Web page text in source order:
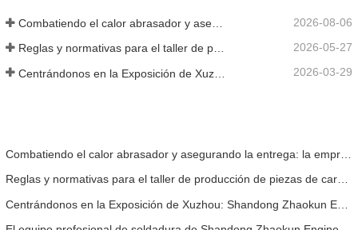
2026-08-06
Reglas y normativas para el taller de producción de piezas de cargadoras ——Shandong Zhaokun Engineering Machinery Co., Ltd 2026-05-27
2026-03-29
Reglas y normativas para el taller de producción de piezas de cargadoras ——Shandong Zhaokun Engineering Machinery Co., Ltd